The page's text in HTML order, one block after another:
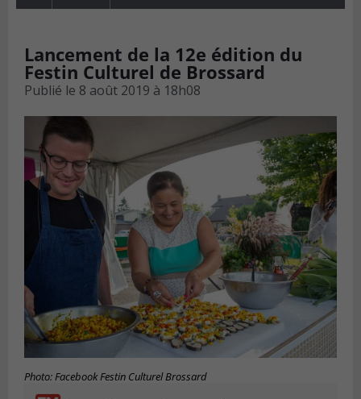
Lancement de la 12e édition du
Festin Culturel de Brossard
Publié le 8 août 2019 à 18h08
Photo: Facebook Festin Culturel Brossard